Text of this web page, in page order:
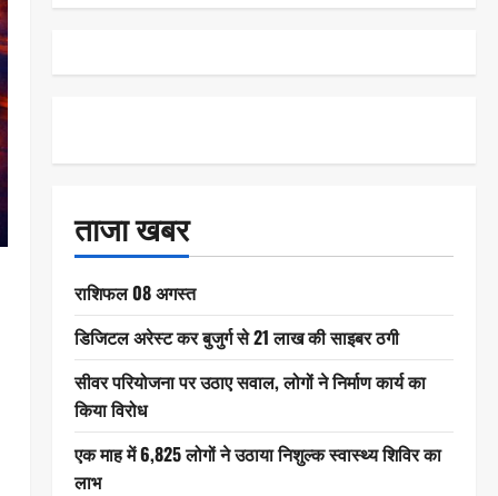
ताजा खबर
राशिफल 08 अगस्त
डिजिटल अरेस्ट कर बुजुर्ग से 21 लाख की साइबर ठगी
सीवर परियोजना पर उठाए सवाल, लोगों ने निर्माण कार्य का
किया विरोध
एक माह में 6,825 लोगों ने उठाया निशुल्क स्वास्थ्य शिविर का
लाभ